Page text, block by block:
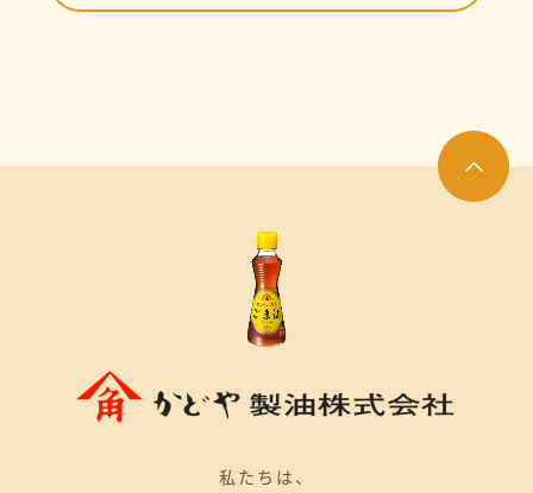
私たちは、